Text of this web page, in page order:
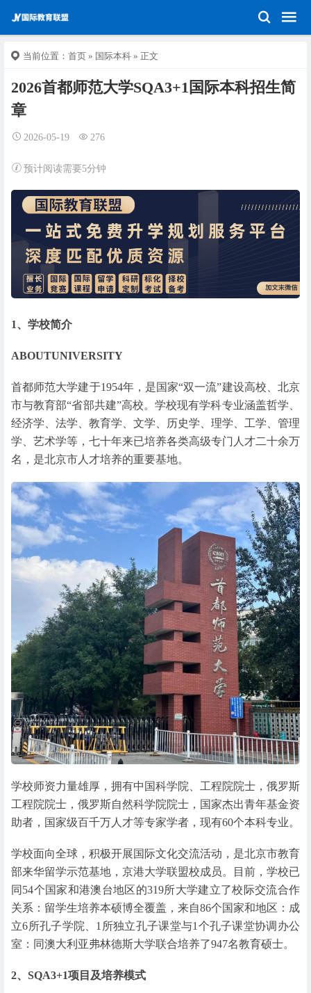
当前位置： 首页 » 国际本科 » 正文
2026首都师范大学SQA3+1国际本科招生简
章
2026-05-19 276
预计阅读需要5分钟
1、学校简介
ABOUTUNIVERSITY
首都师范大学建于1954年，是国家“双一流”建设高校、北京
市与教育部“省部共建”高校。学校现有学科专业涵盖哲学、
经济学、法学、教育学、文学、历史学、理学、工学、管理
学、艺术学等，七十年来已培养各类高级专门人才二十余万
名，是北京市人才培养的重要基地。
学校师资力量雄厚，拥有中国科学院、工程院院士，俄罗斯
工程院院士，俄罗斯自然科学院院士，国家杰出青年基金资
助者，国家级百千万人才等专家学者，现有60个本科专业。
学校面向全球，积极开展国际文化交流活动，是北京市教育
部来华留学示范基地，京港大学联盟校成员。目前，学校已
同54个国家和港澳台地区的319所大学建立了校际交流合作
关系：留学生培养本硕博全覆盖，来自86个国家和地区：成
立6所孔子学院、1所独立孔子课堂与1个孔子课堂协调办公
室：同澳大利亚弗林德斯大学联合培养了947名教育硕士。
2、SQA3+1项目及培养模式